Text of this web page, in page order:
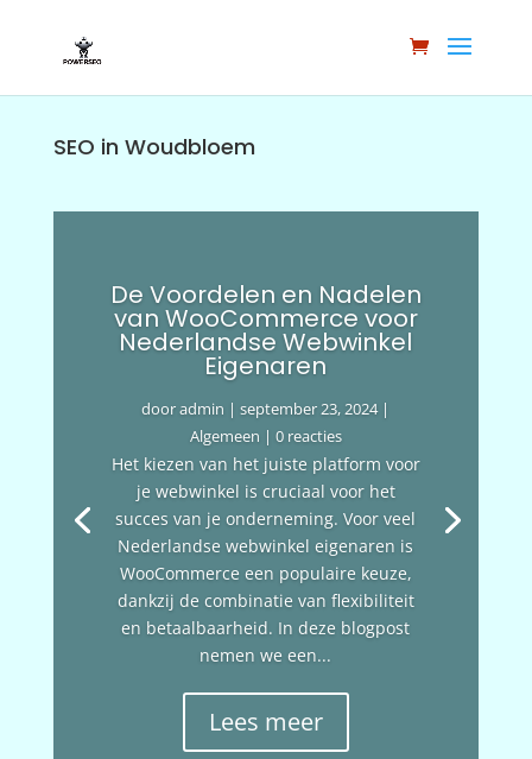
SEO in Woudbloem
De Voordelen en Nadelen
van WooCommerce voor
Nederlandse Webwinkel
Eigenaren
dooradmin |september 23, 2024|
Algemeen | 0 reacties
Het kiezen van het juiste platform voor
je webwinkel is cruciaal voor het
succes van je onderneming. Voor veel
Nederlandse webwinkel eigenaren is
WooCommerce een populaire keuze,
dankzij de combinatie van flexibiliteit
en betaalbaarheid. In deze blogpost
nemen we een...
Lees meer